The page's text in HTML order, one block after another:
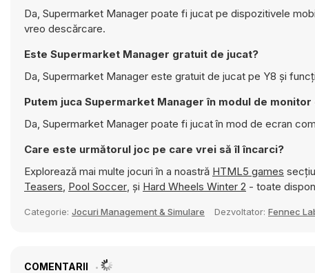
Da, Supermarket Manager poate fi jucat pe dispozitivele
vreo descărcare.
Este Supermarket Manager gratuit de jucat?
Da, Supermarket Manager este gratuit de jucat pe Y8 și
Putem juca Supermarket Manager în modul de
Da, Supermarket Manager poate fi jucat în mod de ecran
Care este următorul joc pe care vrei să îl încarci?
Explorează mai multe jocuri în a noastră HTML5 games
Teasers, Pool Soccer, și Hard Wheels Winter 2 - toate
Categorie: Jocuri Management & Simulare Dezvoltator: Fennec
COMENTARII